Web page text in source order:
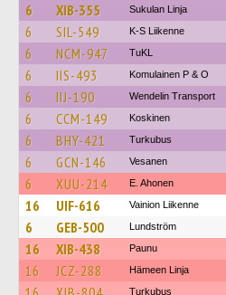
6 XIB-355 Sukulan Linja
6 SIL-549 K-S Liikenne
6 NCM-947 TuKL
6 IIS-493 Komulainen P & O
6 IIJ-190 Wendelin Transport
6 CCM-149 Koskinen
6 BHY-421 Turkubus
6 GCN-146 Vesanen
6 XUU-214 E. Ahonen
16 UIF-616 Vainion Liikenne
6 GEB-500 Lundström
16 XIB-438 Paunu
16 JCZ-288 Hämeen Linja
Turkubus